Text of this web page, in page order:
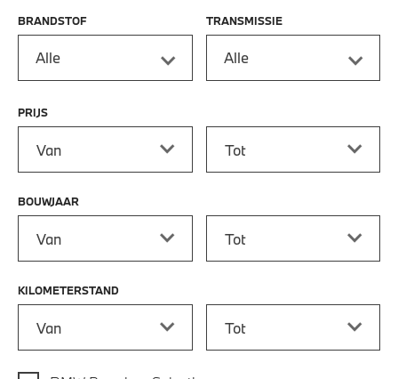
BRANDSTOF
Alle
TRANSMISSIE
Alle
PRIJS
BOUWJAAR
KILOMETERSTAND